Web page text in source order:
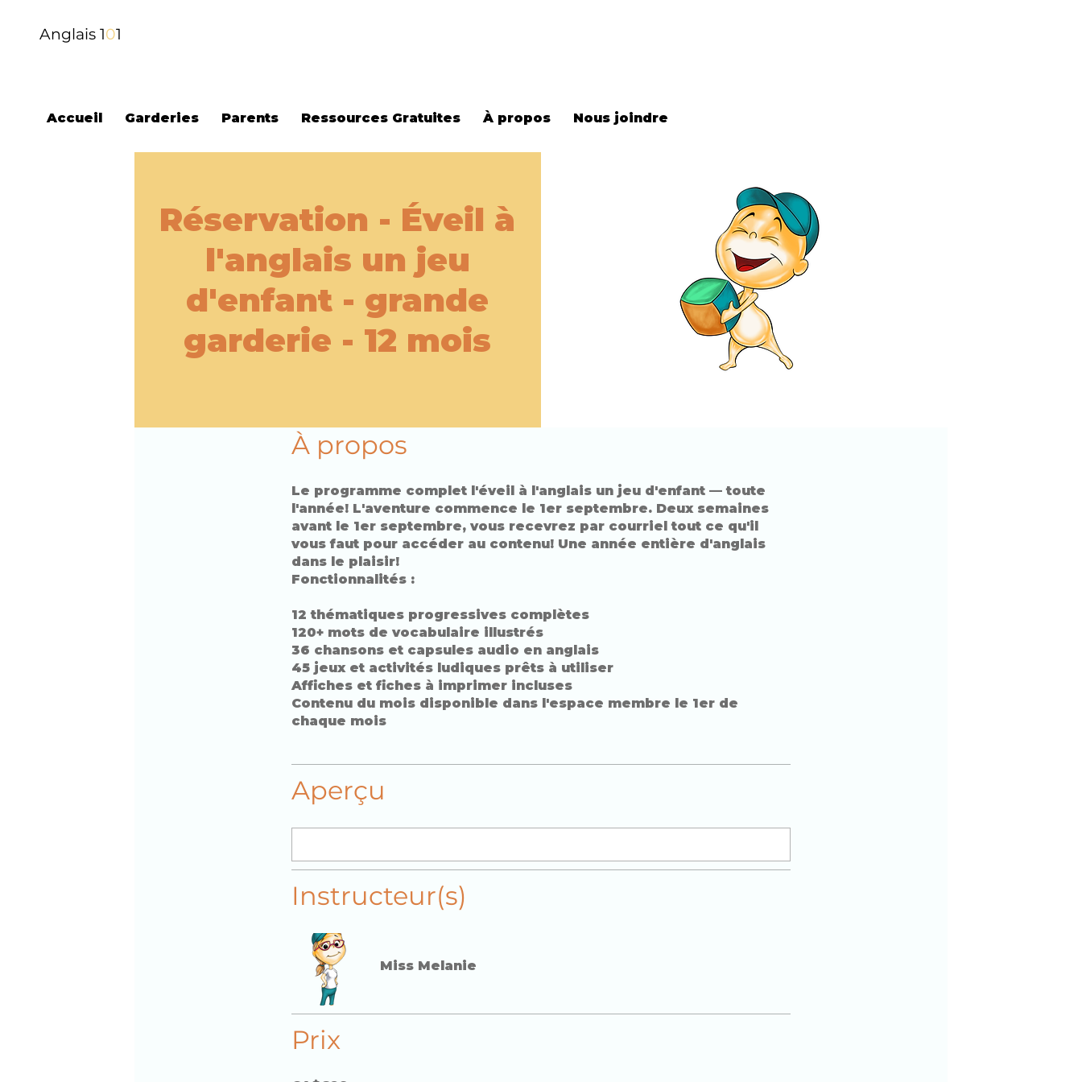
Anglais 101
Accueil Garderies Parents Ressources Gratuites À propos Nous joindre
Réservation - Éveil à
l'anglais un jeu
d'enfant - grande
garderie - 12 mois
À propos
Le programme complet l'éveil à l'anglais un jeu d'enfant — toute
l'année! L'aventure commence le 1er septembre. Deux semaines
avant le 1er septembre, vous recevrez par courriel tout ce qu'il
vous faut pour accéder au contenu! Une année entière d'anglais
dans le plaisir!
Fonctionnalités :
12 thématiques progressives complètes
120+ mots de vocabulaire illustrés
36 chansons et capsules audio en anglais
45 jeux et activités ludiques prêts à utiliser
Affiches et fiches à imprimer incluses
Contenu du mois disponible dans l'espace membre le 1er de
chaque mois
Aperçu
Instructeur(s)
Miss Melanie
Prix